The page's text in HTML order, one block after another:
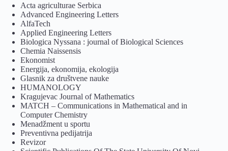
Acta agriculturae Serbica
Advanced Engineering Letters
AlfaTech
Applied Engineering Letters
Biologica Nyssana : journal of Biological Sciences
Chemia Naissensis
Ekonomist
Energija, ekonomija, ekologija
Glasnik za društvene nauke
HUMANOLOGY
Kragujevac Journal of Mathematics
MATCH – Communications in Mathematical and in
Computer Chemistry
Menadžment u sportu
Preventivna pedijatrija
Revizor